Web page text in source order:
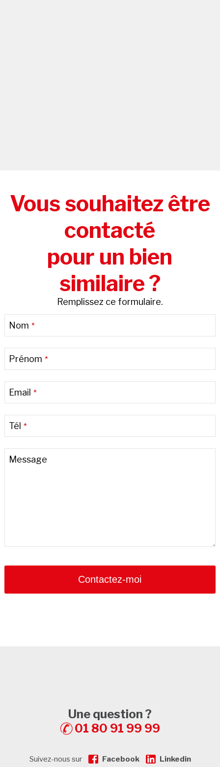
Vous souhaitez être
contacté
pour un bien
similaire ?
Remplissez ce formulaire.
Nom *
Prénom *
Email *
Tél *
Email
Message
Contactez-moi
Une question ?
01 80 91 99 99
Suivez-nous sur Facebook Linkedin